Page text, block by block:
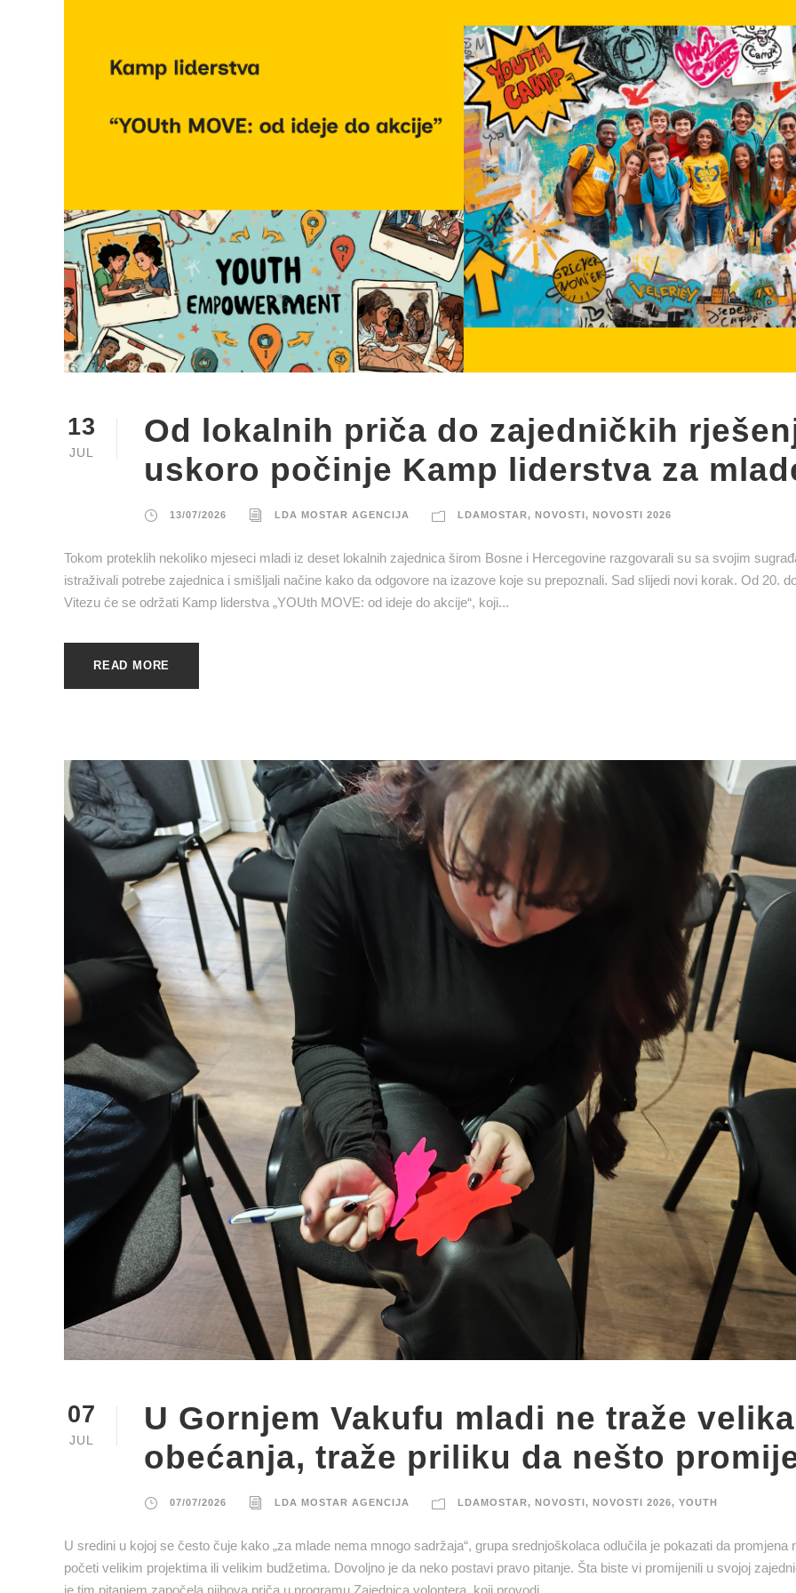
13
JUL
Od lokalnih priča do zajedničkih
uskoro počinje Kamp liderstva za
13/07/2026 LDA MOSTAR AGENCIJA LDAMOSTAR, NOVOSTI , NOVOSTI 2026
Tokom proteklih nekoliko mjeseci mladi iz deset lokalnih zajednica širom Bosne i Hercegovine razgovarali su sa svojim
istraživali potrebe zajednica i smišljali načine kako da odgovore na izazove koje su prepoznali. Sad slijedi novi korak. Od 20.
Vitezu će se održati Kamp liderstva „YOUth MOVE: od ideje do akcije“, koji...
READ MORE
07
JUL
U Gornjem Vakufu mladi ne traže velika
obećanja, traže priliku da nešto
07/07/2026 LDA MOSTAR AGENCIJA LDAMOSTAR, NOVOSTI , NOVOSTI 2026, YOUTH
U sredini u kojoj se često čuje kako „za mlade nema mnogo sadržaja“, grupa srednjoškolaca odlučila je pokazati da promjena
početi velikim projektima ili velikim budžetima. Dovoljno je da neko postavi pravo pitanje. Šta biste vi promijenili u svojoj